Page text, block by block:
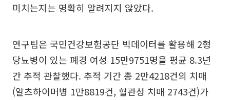
미치는지는 명확히 알려지지 않았다.
연구팀은 국민건강보험공단 빅데이터를 활용해 2형
당뇨병이 있는 폐경 여성 15만9751명을 평균 8.3년
간 추적 관찰했다. 추적 기간 총 2만4218건의 치매
(알츠하이머병 1만8819건, 혈관성 치매 2743건)가